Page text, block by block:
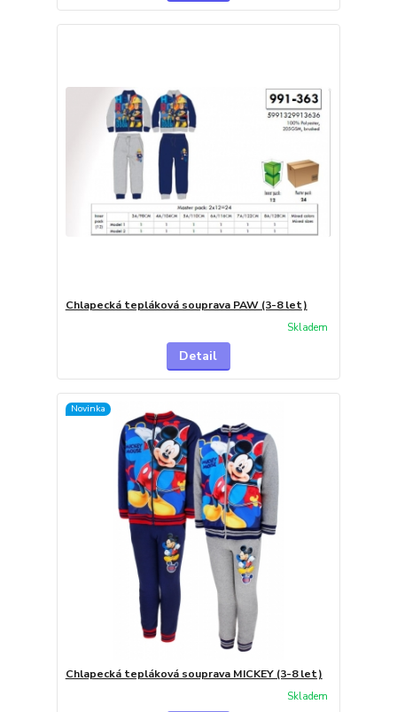
Chlapecká tepláková souprava PAW (3-8 let)
Skladem
Detail
Novinka
Chlapecká tepláková souprava MICKEY (3-8 let)
Skladem